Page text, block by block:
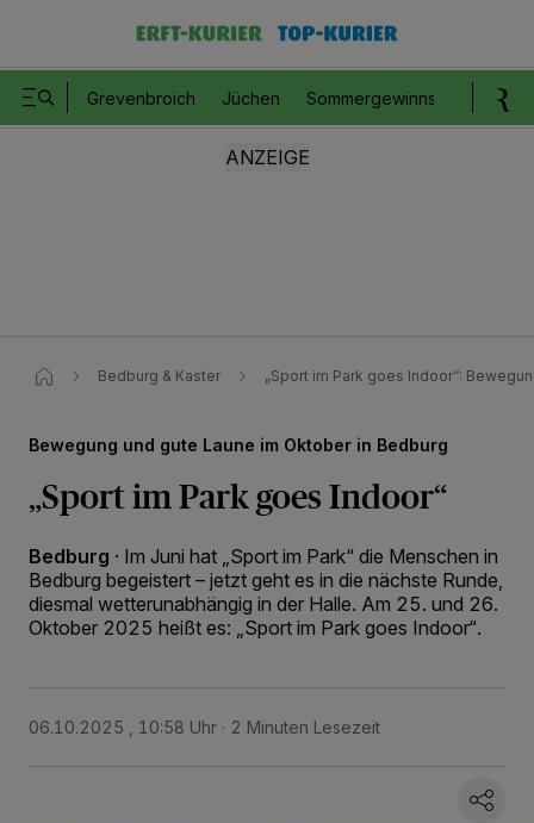
Grevenbroich Jüchen Sommergewinnspiel
Bedburg & Kaster „Sport im Park goes Indoor“:
Bewegung und gute Laune im Oktober in Bedburg
„Sport im Park goes Indoor“
Bedburg · Im Juni hat „Sport im Park“ die Menschen in
Bedburg begeistert – jetzt geht es in die nächste Runde,
diesmal wetterunabhängig in der Halle. Am 25. und 26.
Oktober 2025 heißt es: „Sport im Park goes Indoor“.
06.10.2025 , 10:58 Uhr 2 Minuten Lesezeit